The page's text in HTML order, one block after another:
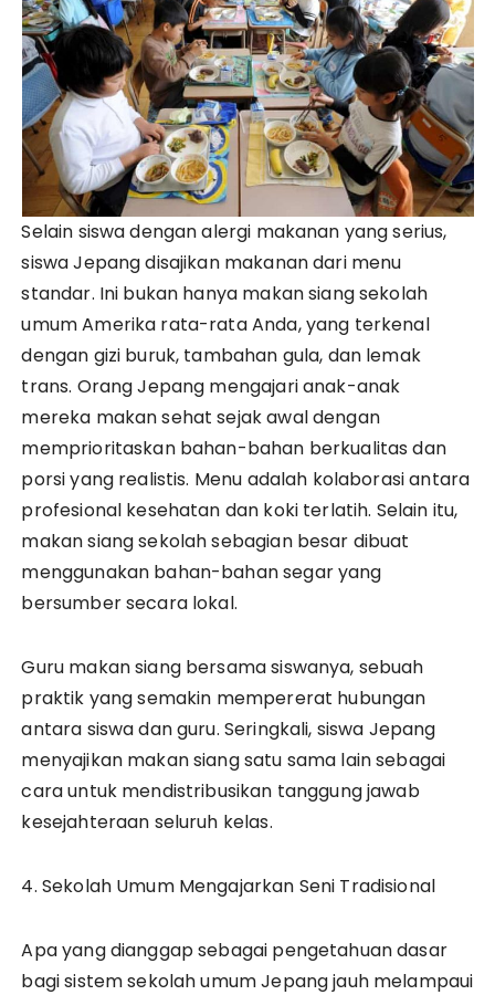
Selain siswa dengan alergi makanan yang serius,
siswa Jepang disajikan makanan dari menu
standar. Ini bukan hanya makan siang sekolah
umum Amerika rata-rata Anda, yang terkenal
dengan gizi buruk, tambahan gula, dan lemak
trans. Orang Jepang mengajari anak-anak
mereka makan sehat sejak awal dengan
memprioritaskan bahan-bahan berkualitas dan
porsi yang realistis. Menu adalah kolaborasi antara
profesional kesehatan dan koki terlatih. Selain itu,
makan siang sekolah sebagian besar dibuat
menggunakan bahan-bahan segar yang
bersumber secara lokal.
Guru makan siang bersama siswanya, sebuah
praktik yang semakin mempererat hubungan
antara siswa dan guru. Seringkali, siswa Jepang
menyajikan makan siang satu sama lain sebagai
cara untuk mendistribusikan tanggung jawab
kesejahteraan seluruh kelas.
4. Sekolah Umum Mengajarkan Seni Tradisional
Apa yang dianggap sebagai pengetahuan dasar
bagi sistem sekolah umum Jepang jauh melampaui